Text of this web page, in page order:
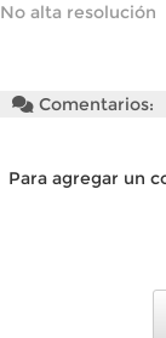
No alta resolución
Comentarios:
Para agregar un